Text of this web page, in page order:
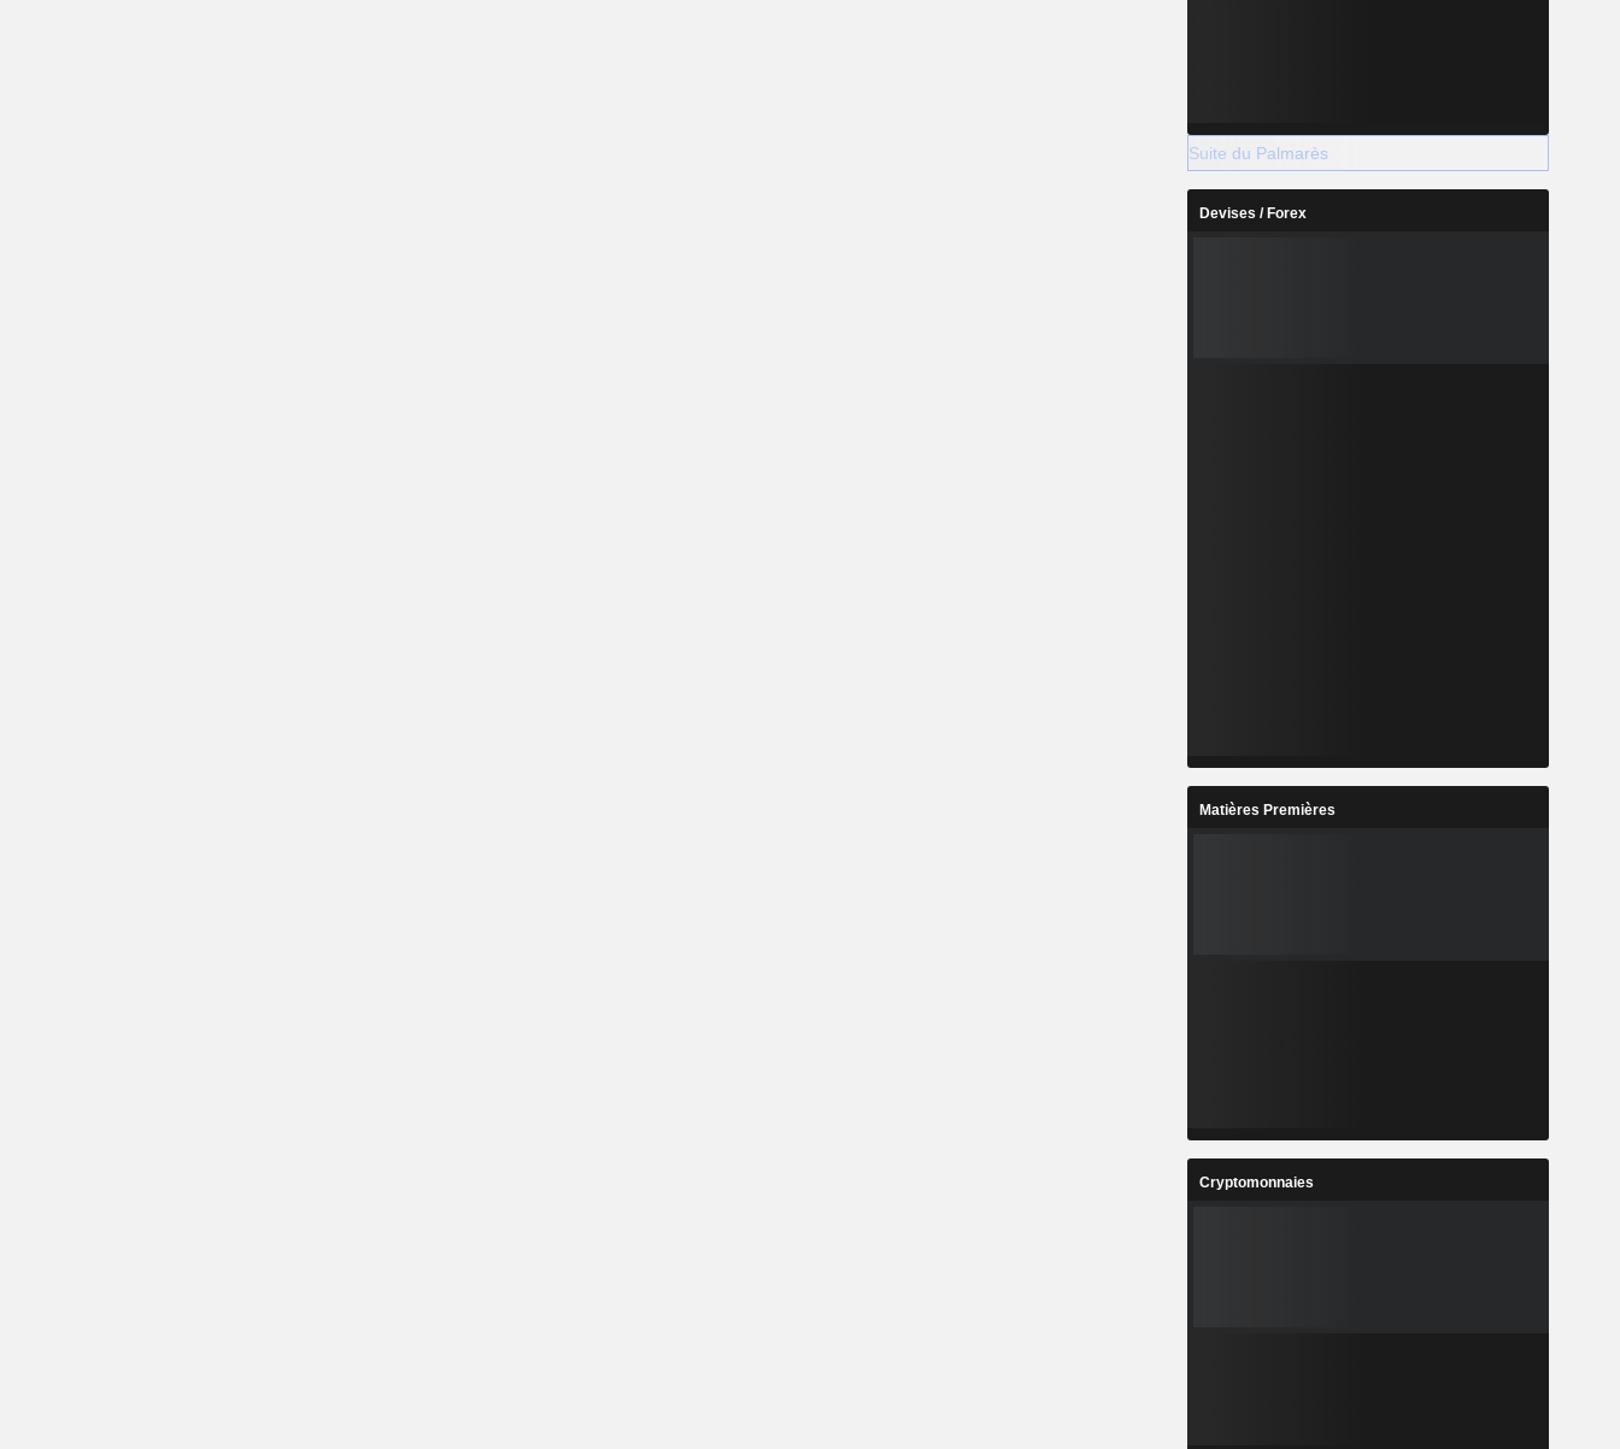
Suite du Palmarès
Devises / Forex
Matières Premières
Cryptomonnaies